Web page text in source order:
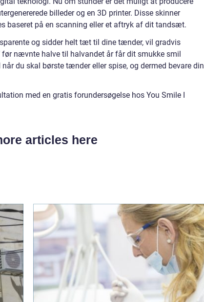
billeder og en 3D printer. Disse skinner
baseret på en scanning eller et aftryk af dit tandsæt.
og sidder helt tæt til dine tænder, vil gradvis
nævnte halve til halvandet år får dit smukke smil
du skal børste tænder eller spise, og dermed bevare din
med en gratis forundersøgelse hos You Smile I
articles here